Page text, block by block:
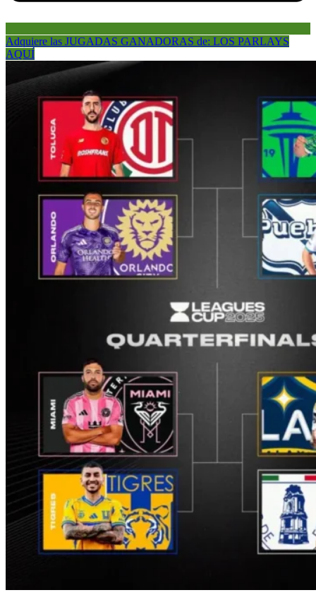
Adquiere las JUGADAS GANADORAS de: LOS PARLAYS
AQUÍ